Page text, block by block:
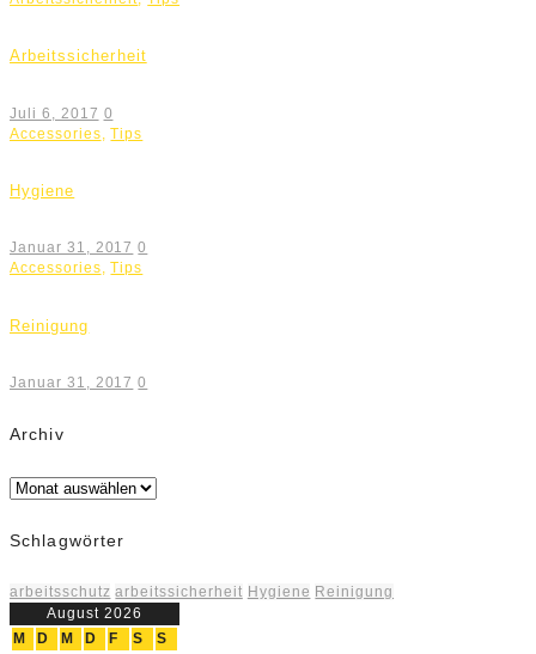
Arbeitssicherheit
Juli 6, 2017 0
Accessories ,Tips
Hygiene
Januar 31, 2017 0
Accessories,Tips
Reinigung
Januar 31, 2017 0
Archiv
Archiv
Schlagwörter
arbeitsschutz arbeitssicherheit Hygiene Reinigung
August 2026
M
D M D F S
S